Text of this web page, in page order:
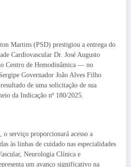
Martins (PSD) prestigiou a entrega do
Cardiovascular Dr. José Augusto
Centro de Hemodinâmica — no
Governador João Alves Filho
de uma solicitação de sua
da Indicação nº 180/2025.
o serviço proporcionará acesso a
às linhas de cuidado nas especialidades
Neurologia Clínica e
um avanço significativo na